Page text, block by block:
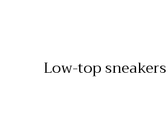
Low-top